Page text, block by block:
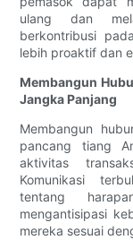
ulang dan
berkontribusi
lebih proaktif dan
Membangun
Jangka Panjang
Membangun
pancang tiang
aktivitas
Komunikasi
tentang
mengantisipasi
mereka sesuai